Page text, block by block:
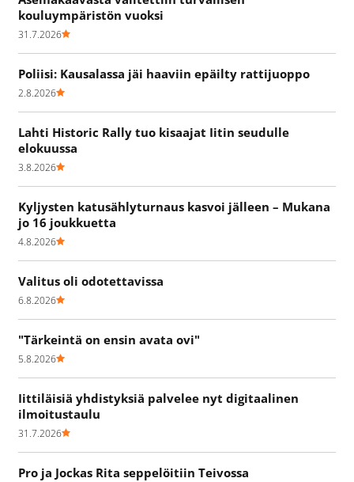
kouluympäristön vuoksi
31.7.2026
Poliisi: Kausalassa jäi haaviin epäilty rattijuoppo
2.8.2026
Lahti Historic Rally tuo kisaajat Iitin seudulle
elokuussa
3.8.2026
Kyljysten katusählyturnaus kasvoi jälleen – Mukana
jo 16 joukkuetta
4.8.2026
Valitus oli odotettavissa
6.8.2026
"Tärkeintä on ensin avata ovi"
5.8.2026
Iittiläisiä yhdistyksiä palvelee nyt digitaalinen
ilmoitustaulu
31.7.2026
Pro ja Jockas Rita seppelöitiin Teivossa